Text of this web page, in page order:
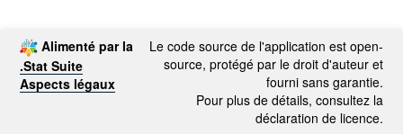
Alimenté par la
.Stat Suite
Aspects légaux
Le code source de l'application est open-
source, protégé par le droit d'auteur et
fourni sans garantie.
Pour plus de détails, consultez la
déclaration de licence.